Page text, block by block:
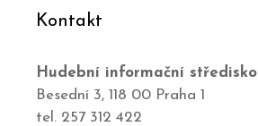
Kontakt
Hudební informační středisko
Besední 3, 118 00 Praha 1
tel. 257 312 422